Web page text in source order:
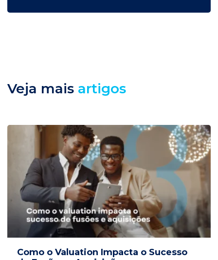
Veja mais artigos
Como o Valuation Impacta o Sucesso